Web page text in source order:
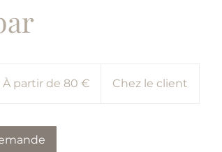
À partir de 80 € Chez le client